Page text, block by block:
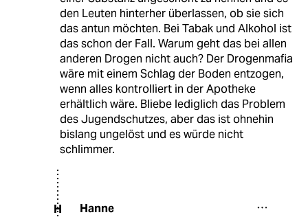
den Leuten hinterher überlassen, ob sie sich
das antun möchten. Bei Tabak und Alkohol ist
das schon der Fall. Warum geht das bei allen
anderen Drogen nicht auch? Der Drogenmafia
wäre mit einem Schlag der Boden entzogen,
wenn alles kontrolliert in der Apotheke
erhältlich wäre. Bliebe lediglich das Problem
des Jugendschutzes, aber das ist ohnehin
bislang ungelöst und es würde nicht
schlimmer.
H Hanne